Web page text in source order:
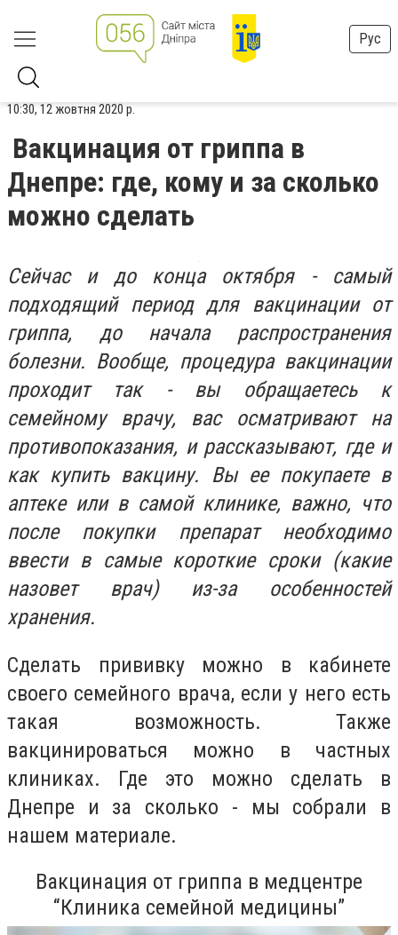
Рус
10:30, 12 жовтня 2020 р.
Вакцинация от гриппа в
Днепре: где, кому и за сколько
можно сделать
Сейчас и до конца октября - самый
подходящий период для вакцинации от
гриппа, до начала распространения
болезни. Вообще, процедура вакцинации
проходит так - вы обращаетесь к
семейному врачу, вас осматривают на
противопоказания, и рассказывают, где и
как купить вакцину. Вы ее покупаете в
аптеке или в самой клинике, важно, что
после покупки препарат необходимо
ввести в самые короткие сроки (какие
назовет врач) из-за особенностей
хранения.
Сделать прививку можно в кабинете
своего семейного врача, если у него есть
такая возможность. Также
вакцинироваться можно в частных
клиниках. Где это можно сделать в
Днепре и за сколько - мы собрали в
нашем материале.
Вакцинация от гриппа в медцентре
“Клиника семейной медицины”